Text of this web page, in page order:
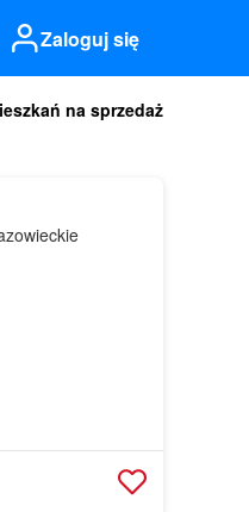
Zaloguj się
na sprzedaż